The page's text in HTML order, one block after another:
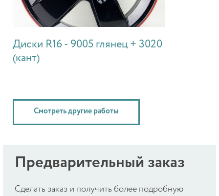
Диски R16 - 9005 глянец + 3020
(кант)
Смотреть другие работы
Предварительный заказ
Cделать заказ и получить более подробную